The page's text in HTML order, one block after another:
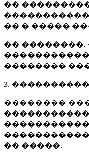
��
�� � �����
��
��������
3.
��������
�� �����.